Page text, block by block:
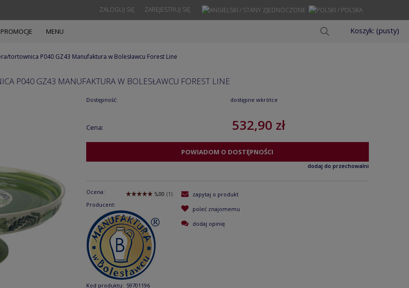
ZAREJESTRUJ SIĘ
ZALOGUJ SIĘ
Koszyk: (pusty)
PROMOCJE MENU
tortownica P040 GZ43 Manufaktura w Bolesławcu Forest Line
P040 GZ43 MANUFAKTURA W BOLESŁAWCU FOREST LINE
Dostępność: dostępne wkrótce
Cena: 532,90 zł
POWIADOM O DOSTĘPNOŚCI
dodaj do przechowalni
Ocena:
Producent:
Kod produktu: 59701196
zapytaj o produkt
poleć znajomemu
dodaj opinię